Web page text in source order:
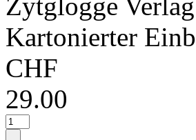
Kartonierter
CHF
29.00